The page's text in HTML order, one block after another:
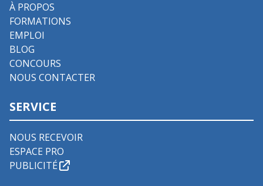
À PROPOS
FORMATIONS
EMPLOI
BLOG
CONCOURS
NOUS CONTACTER
SERVICE
NOUS RECEVOIR
ESPACE PRO
PUBLICITÉ